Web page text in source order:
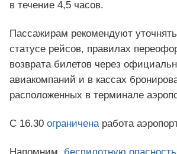
в течение 4,5 часов.
Пассажирам рекомендуют
статусе рейсов, правилах
возврата билетов через
авиакомпаний и в кассах
расположенных в терминале
С 16.30 ограниченаработа